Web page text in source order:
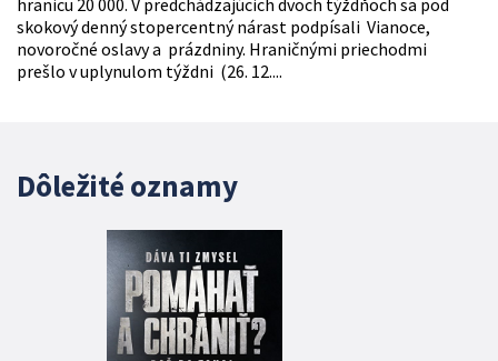
hranicu 20 000. V predchádzajúcich dvoch týždňoch sa pod
skokový denný stopercentný nárast podpísali Vianoce,
novoročné oslavy a prázdniny. Hraničnými priechodmi
prešlo v uplynulom týždni (26. 12....
Dôležité oznamy